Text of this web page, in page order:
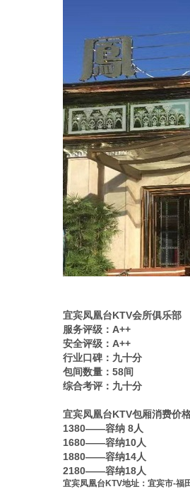
宜宾凤凰台KTV会所俱乐部
服务评级：A++
安全评级：A++
行业口碑：九十分
包间数量：58间
综合考评：九十分
宜宾凤凰台KTV包厢消费价
1380——容纳 8人
1680——容纳10人
1880——容纳14人
2180——容纳18人
宜宾凤凰台KTV地址：宜宾市-福